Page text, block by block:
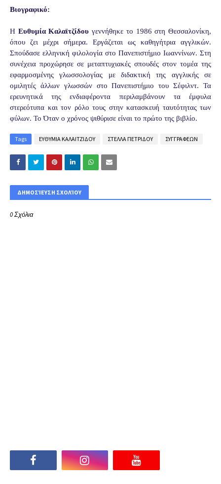
Βιογραφικό:
Η Ευθυμία Καλαϊτζίδου γεννήθηκε το 1986 στη Θεσσαλονίκη,
όπου ζει μέχρι σήμερα. Εργάζεται ως καθηγήτρια αγγλικών.
Σπούδασε ελληνική φιλολογία στο Πανεπιστήμιο Ιωαννίνων. Στη
συνέχεια προχώρησε σε μεταπτυχιακές σπουδές στον τομέα της
εφαρμοσμένης γλωσσολογίας με διδακτική της αγγλικής σε
ομιλητές άλλων γλωσσών στο Πανεπιστήμιο του Σέφιλντ. Τα
ερευνητικά της ενδιαφέροντα περιλαμβάνουν τα έμφυλα
στερεότυπα και τον ρόλο τους στην κατασκευή ταυτότητας των
φύλων. Το Όταν ο χρόνος ψιθύρισε είναι το πρώτο της βιβλίο.
Tags ΕΥΘΥΜΙΑ ΚΑΛΑΙΤΖΙΔΟΥ ΣΤΕΛΛΑ ΠΕΤΡΙΔΟΥ ΣΥΓΓΡΑΦΕΩΝ
ΔΗΜΟΣΊΕΥΣΗ ΣΧΟΛΊΟΥ
0 Σχόλια